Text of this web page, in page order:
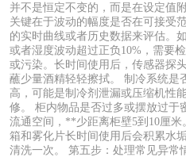
并不是恒定不变的，而是在设定值
关键在于波动的幅度是否在可接受
的实时曲线或者历史数据来评估。
或者湿度波动超过正负10%，需要
或污染。长时间使用后，传感器探
蘸少量酒精轻轻擦拭。 制冷系统是
高，可能是制冷剂泄漏或压缩机性
修。 柜内物品是否过多或摆放过于
流通空间，**少距离柜壁5到10厘
箱和雾化片长时间使用后会积累水
清洗一次。 第五步：处理常见异常